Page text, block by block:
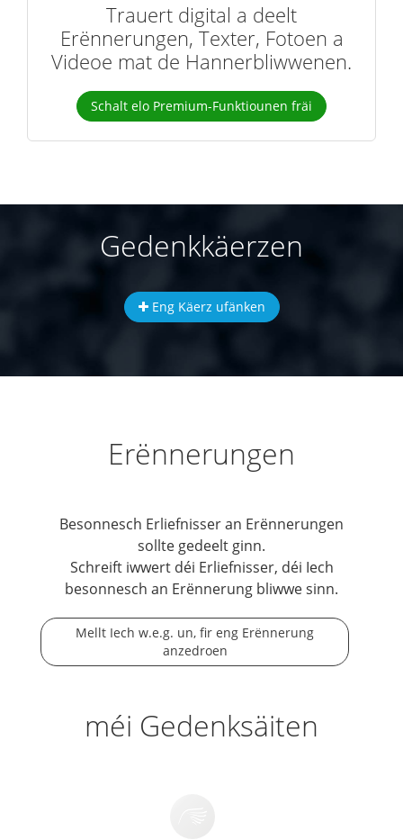
Trauert digital a deelt
Erënnerungen, Texter, Fotoen a
Videoe mat de Hannerbliwwenen.
Schalt elo Premium-Funktiounen fräi
Gedenkkäerzen
Eng Käerz ufänken
Erënnerungen
Besonnesch Erliefnisser an Erënnerungen
sollte gedeelt ginn.
Schreift iwwert déi Erliefnisser, déi Iech
besonnesch an Erënnerung bliwwe sinn.
Mellt Iech w.e.g. un, fir eng Erënnerung
anzedroen
méi Gedenksäiten